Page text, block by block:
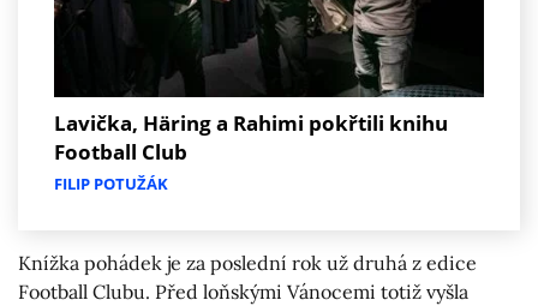
Lavička, Häring a Rahimi pokřtili knihu
Football Club
FILIP POTUŽÁK
Knížka pohádek je za poslední rok už druhá z edice
Football Clubu. Před loňskými Vánocemi totiž vyšla